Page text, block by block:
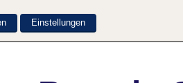
Einstellungen